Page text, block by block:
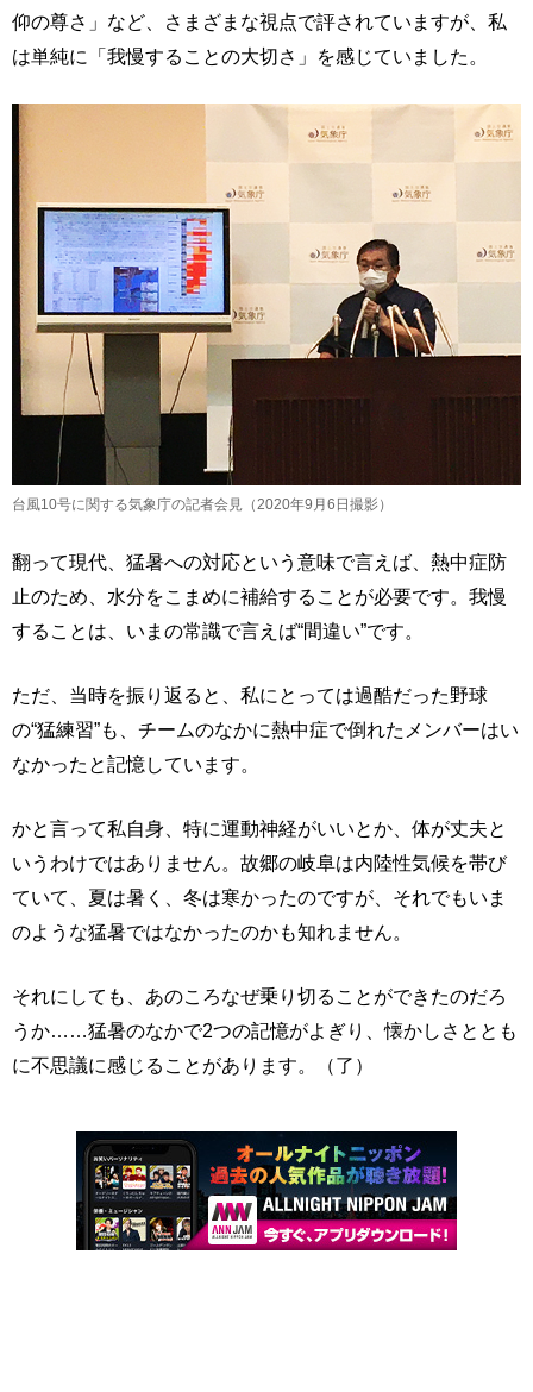
仰の尊さ」など、さまざまな視点で評されていますが、私
は単純に「我慢することの大切さ」を感じていました。
台風10号に関する気象庁の記者会見（2020年9月6日撮影）
翻って現代、猛暑への対応という意味で言えば、熱中症防
止のため、水分をこまめに補給することが必要です。我慢
することは、いまの常識で言えば“間違い”です。
ただ、当時を振り返ると、私にとっては過酷だった野球
の“猛練習”も、チームのなかに熱中症で倒れたメンバーはい
なかったと記憶しています。
かと言って私自身、特に運動神経がいいとか、体が丈夫と
いうわけではありません。故郷の岐阜は内陸性気候を帯び
ていて、夏は暑く、冬は寒かったのですが、それでもいま
のような猛暑ではなかったのかも知れません。
それにしても、あのころなぜ乗り切ることができたのだろ
うか……猛暑のなかで2つの記憶がよぎり、懐かしさととも
に不思議に感じることがあります。（了）